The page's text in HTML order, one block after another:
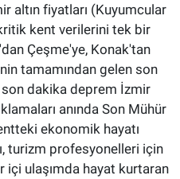
altın fiyatları (Kuyumcular
kent verilerini tek bir
Çeşme'ye, Konak'tan
tamamından gelen son
dakika deprem İzmir
anında Son Mühür
ekonomik hayatı
turizm profesyonelleri için
ulaşımda hayat kurtaran